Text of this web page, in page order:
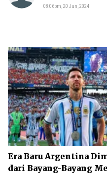
08:06pm, 20 Jun, 2024
Era Baru Argentina
dari Bayang-Bayang